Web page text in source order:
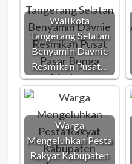
Walikota
Tangerang Selatan
Benyamin Davnie
Resmikan Pusat…
Warga
Mengeluhkan Pesta
Rakyat Kabupaten